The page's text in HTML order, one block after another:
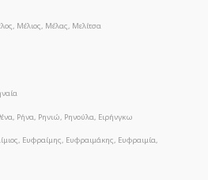
Μέλιος, Μέλας, Μελίτσα
Ρήνα, Ρηνιώ, Ρηνούλα, Ειρήνγκω
Ευφραίμης, Ευφραιμάκης, Ευφραιμία,